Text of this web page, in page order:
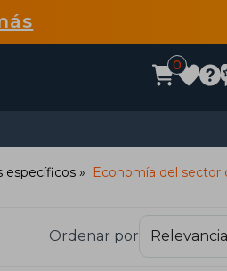
0
específicos Economía del sector
Ordenar por